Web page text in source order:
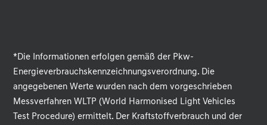
*Die Informationen erfolgen gemäß der Pkw-
Energieverbrauchskennzeichnungsverordnung. Die
angegebenen Werte wurden nach dem vorgeschrieben
Messverfahren WLTP (World Harmonised Light Vehicles
Test Procedure) ermittelt. Der Kraftstoffverbrauch und der